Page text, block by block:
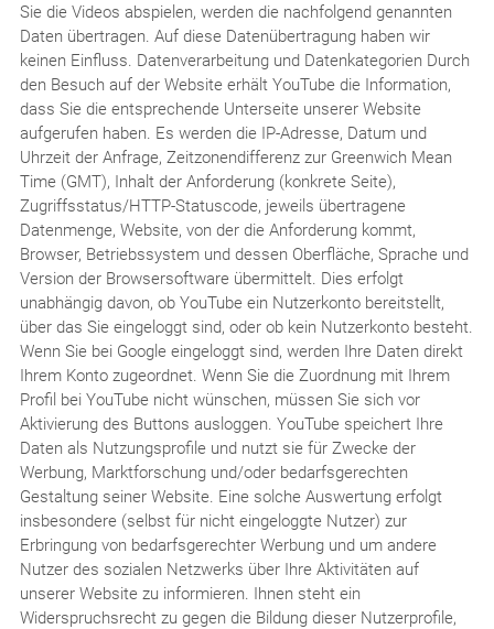
Sie die Videos abspielen, werden die nachfolgend genannten
Daten übertragen. Auf diese Datenübertragung haben wir
keinen Einfluss. Datenverarbeitung und Datenkategorien Durch
den Besuch auf der Website erhält YouTube die Information,
dass Sie die entsprechende Unterseite unserer Website
aufgerufen haben. Es werden die IP-Adresse, Datum und
Uhrzeit der Anfrage, Zeitzonendifferenz zur Greenwich Mean
Time (GMT), Inhalt der Anforderung (konkrete Seite),
Zugriffsstatus/HTTP-Statuscode, jeweils übertragene
Datenmenge, Website, von der die Anforderung kommt,
Browser, Betriebssystem und dessen Oberfläche, Sprache und
Version der Browsersoftware übermittelt. Dies erfolgt
unabhängig davon, ob YouTube ein Nutzerkonto bereitstellt,
über das Sie eingeloggt sind, oder ob kein Nutzerkonto besteht.
Wenn Sie bei Google eingeloggt sind, werden Ihre Daten direkt
Ihrem Konto zugeordnet. Wenn Sie die Zuordnung mit Ihrem
Profil bei YouTube nicht wünschen, müssen Sie sich vor
Aktivierung des Buttons ausloggen. YouTube speichert Ihre
Daten als Nutzungsprofile und nutzt sie für Zwecke der
Werbung, Marktforschung und/oder bedarfsgerechten
Gestaltung seiner Website. Eine solche Auswertung erfolgt
insbesondere (selbst für nicht eingeloggte Nutzer) zur
Erbringung von bedarfsgerechter Werbung und um andere
Nutzer des sozialen Netzwerks über Ihre Aktivitäten auf
unserer Website zu informieren. Ihnen steht ein
Widerspruchsrecht zu gegen die Bildung dieser Nutzerprofile,